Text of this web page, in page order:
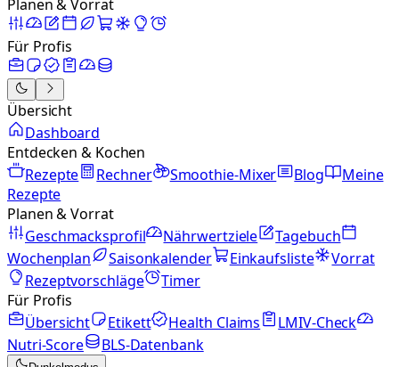
Planen & Vorrat
Für Profis
Übersicht
Dashboard
Entdecken & Kochen
Rezepte
Rechner Smoothie-Mixer Blog
Meine
Rezepte
Planen & Vorrat
Geschmacksprofil
Nährwertziele
Tagebuch
Wochenplan
Saisonkalender Einkaufsliste
Vorrat
Rezeptvorschläge
Timer
Für Profis
Übersicht
Etikett Health Claims
LMIV-Check
Nutri-Score
BLS-Datenbank